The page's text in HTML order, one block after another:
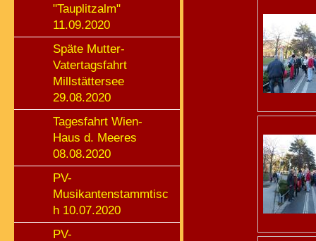
"Tauplitzalm"
11.09.2020
Späte Mutter-
Vatertagsfahrt
Millstättersee
29.08.2020
Tagesfahrt Wien-
Haus d. Meeres
08.08.2020
PV-
Musikantenstammtisc
h 10.07.2020
PV-